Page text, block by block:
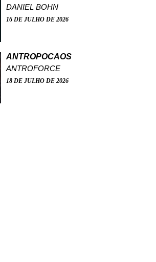
DANIEL BOHN
16 DE JULHO DE 2026
ANTROPOCAOS
ANTROFORCE
18 DE JULHO DE 2026